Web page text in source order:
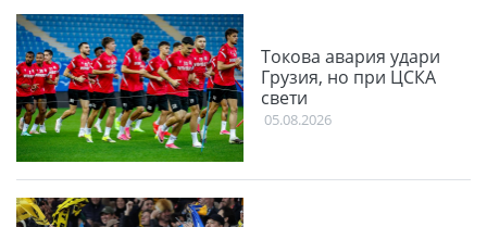
Токова авария удари
Грузия, но при ЦСКА
свети
05.08.2026